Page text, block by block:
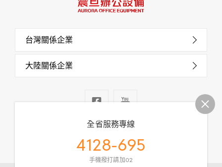
全省服務專線
4128-695
手機撥打請加02
台灣關係企業
大陸關係企業